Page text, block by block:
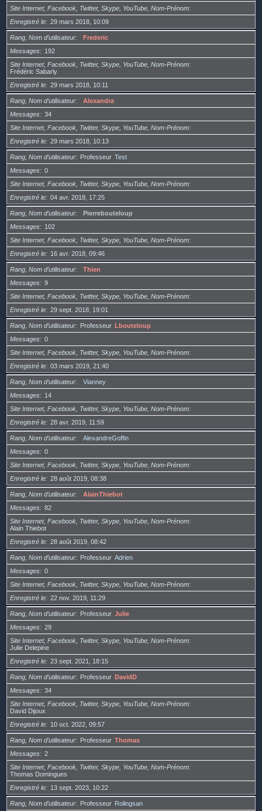
Site Internet, Facebook, Twitter, Skype, YouTube, Nom-Prénom
Enregistré le
29 mars 2018, 10:09
Rang, Nom d’utilisateur
Frederic
Messages
192
Site Internet, Facebook, Twitter, Skype, YouTube, Nom-Prénom
Frédéric Sabarly
Enregistré le
29 mars 2018, 10:11
Rang, Nom d’utilisateur
Alexandra
Messages
34
Site Internet, Facebook, Twitter, Skype, YouTube, Nom-Prénom
Enregistré le
29 mars 2018, 10:13
Rang, Nom d’utilisateur Professeur Test
Messages
0
Site Internet, Facebook, Twitter, Skype, YouTube, Nom-Prénom
Enregistré le
04 avr. 2018, 17:25
Rang, Nom d’utilisateur
Pierrebouteloup
Messages
102
Site Internet, Facebook, Twitter, Skype, YouTube, Nom-Prénom
Enregistré le
16 avr. 2018, 09:46
Rang, Nom d’utilisateur
Thien
Messages
9
Site Internet, Facebook, Twitter, Skype, YouTube, Nom-Prénom
Enregistré le
29 sept. 2018, 19:01
Rang, Nom d’utilisateur Professeur Lbouteloup
Messages
0
Site Internet, Facebook, Twitter, Skype, YouTube, Nom-Prénom
Enregistré le
03 mars 2019, 21:40
Rang, Nom d’utilisateur
Vianney
Messages
14
Site Internet, Facebook, Twitter, Skype, YouTube, Nom-Prénom
Enregistré le
28 avr. 2019, 11:59
Rang, Nom d’utilisateur
AlexandreGoffin
Messages
0
Site Internet, Facebook, Twitter, Skype, YouTube, Nom-Prénom
Enregistré le
28 août 2019, 08:38
Rang, Nom d’utilisateur
AlainThiebot
Messages
82
Site Internet, Facebook, Twitter, Skype, YouTube, Nom-Prénom
Alain Thiebot
Enregistré le
28 août 2019, 08:42
Rang, Nom d’utilisateur Professeur Adrien
Messages
0
Site Internet, Facebook, Twitter, Skype, YouTube, Nom-Prénom
Enregistré le
22 nov. 2019, 11:29
Rang, Nom d’utilisateur Professeur Julie
Messages
29
Site Internet, Facebook, Twitter, Skype, YouTube, Nom-Prénom
Julie Delepine
Enregistré le
23 sept. 2021, 18:15
Rang, Nom d’utilisateur Professeur DavidD
Messages
34
Site Internet, Facebook, Twitter, Skype, YouTube, Nom-Prénom
David Dijoux
Enregistré le
10 oct. 2022, 09:57
Rang, Nom d’utilisateur Professeur Thomas
Messages
2
Site Internet, Facebook, Twitter, Skype, YouTube, Nom-Prénom
Thomas Domingues
Enregistré le
13 sept. 2023, 10:22
Rang, Nom d’utilisateur Professeur Rolingsan